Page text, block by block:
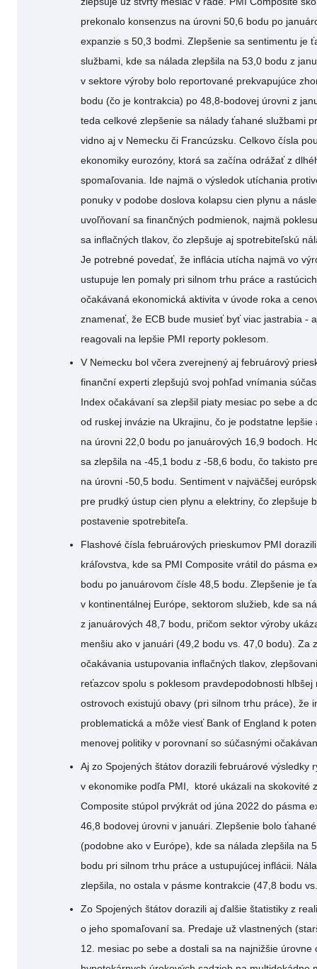
prekonalo konsenzus na úrovni 50,6 bodu po
expanzie s 50,3 bodmi. Zlepšenie sa sentimentu je
službami, kde sa nálada zlepšila na 53,0 bodu z
v sektore výroby bolo reportované prekvapujúce
bodu (čo je kontrakcia) po 48,8-bodovej úrovni z
teda celkové zlepšenie sa nálady ťahané službami
vidno aj v Nemecku či Francúzsku. Celkovo čísla
ekonomiky eurozóny, ktorá sa začína odrážať z
spomaľovania. Ide najmä o výsledok utíchania
ponuky v podobe doslova kolapsu cien plynu a
uvoľňovaní sa finančných podmienok, najmä
sa inflačných tlakov, čo zlepšuje aj spotrebiteľskú
Je potrebné povedať, že inflácia utícha najmä vo
ustupuje len pomaly pri silnom trhu práce a
očakávaná ekonomická aktivita v úvode roka a
znamenať, že ECB bude musieť byť viac jastrabia -
reagovali na lepšie PMI reporty poklesom.
V Nemecku bol včera zverejnený aj februárový
finanční experti zlepšujú svoj pohľad vnímania
Index očakávaní sa zlepšil piaty mesiac po sebe a
od ruskej invázie na Ukrajinu, čo je podstatne lepšie
na úrovni 22,0 bodu po januárových 16,9 bodoch.
sa zlepšila na -45,1 bodu z -58,6 bodu, čo takisto
na úrovni -50,5 bodu. Sentiment v najväčšej
pre prudký ústup cien plynu a elektriny, čo zlepšuje
postavenie spotrebiteľa.
Flashové čísla februárových prieskumov PMI
kráľovstva, kde sa PMI Composite vrátil do pásma
bodu po januárovom čísle 48,5 bodu. Zlepšenie je
v kontinentálnej Európe, sektorom služieb, kde sa
z januárových 48,7 bodu, pričom sektor výroby
menšiu ako v januári (49,2 bodu vs. 47,0 bodu). Za
očakávania ustupovania inflačných tlakov,
reťazcov spolu s poklesom pravdepodobnosti hlbšej
ostrovoch existujú obavy (pri silnom trhu práce), že
problematická a môže viesť Bank of England k
menovej politiky v porovnaní so súčasnými
Aj zo Spojených štátov dorazili februárové výsledky
v ekonomike podľa PMI, ktoré ukázali na skokovité
Composite stúpol prvýkrát od júna 2022 do pásma
46,8 bodovej úrovni v januári. Zlepšenie bolo
(podobne ako v Európe), kde sa nálada zlepšila na
bodu pri silnom trhu práce a ustupujúcej inflácii.
zlepšila, no ostala v pásme kontrakcie (47,8 bodu
Zo Spojených štátov dorazili aj ďalšie štatistiky z
o jeho spomaľovaní sa. Predaje už vlastnených
12. mesiac po sebe a dostali sa na najnižšie úrovne